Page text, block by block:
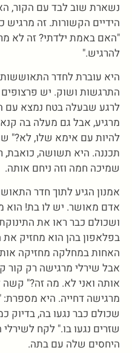
נשארת שוב לבד עם הקור,
הידיים הקשורות. זה
"האם באמת ילדתי? זה לא
להרגיש."
היא עוברת לחדר
התרגשות ושוק. יש
לרגע שבעלה בטח נמצא עם
מרגיע, אבל גם מעלה בה
להיות עם אימא שלו, לא?"
תכננה. היא תשושה, כואבת,
שמיכה חמה וזה ניחם אותה.
אמנון הגיע לתוך חדר
אדם מאושר. יש לו בת!
ושכולם כבר ראו את
בפלאפון בהן הוא מחזיק
האחות במחלקה מחזיקה
אבל שירלי מרגישה רק קור
אותה ואני לא. מה זה?" קשה
מרגישה דחייה. היא
שכולם כבר נגעו בה, בדיוק
שזרים נגעו בו." לקח
היחסים שלה עם בתה.